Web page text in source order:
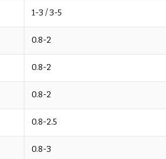
1-3 / 3-5
0.8-2
0.8-2
0.8-2
0.8-2.5
0.8-3